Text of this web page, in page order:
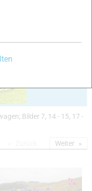
Bilder 7, 14 - 15, 17 -
Weiter